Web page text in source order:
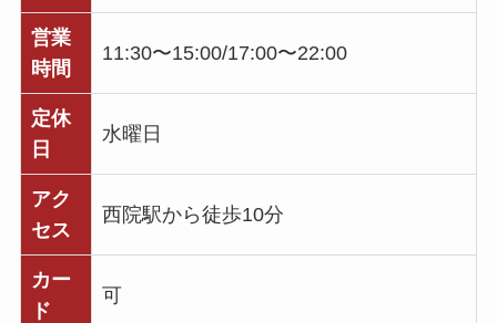
営業
時間
11:30〜15:00/17:00〜22:00
定休
日
水曜日
アク
セス
西院駅から徒歩10分
カー
ド
可